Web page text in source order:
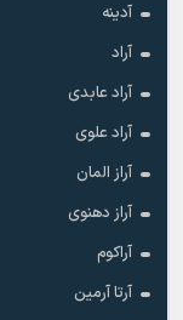
آدینه
آراد
آراد عابدی
آراد علوی
آراز المان
آراز دهنوی
آراکوم
آرتا آرمین